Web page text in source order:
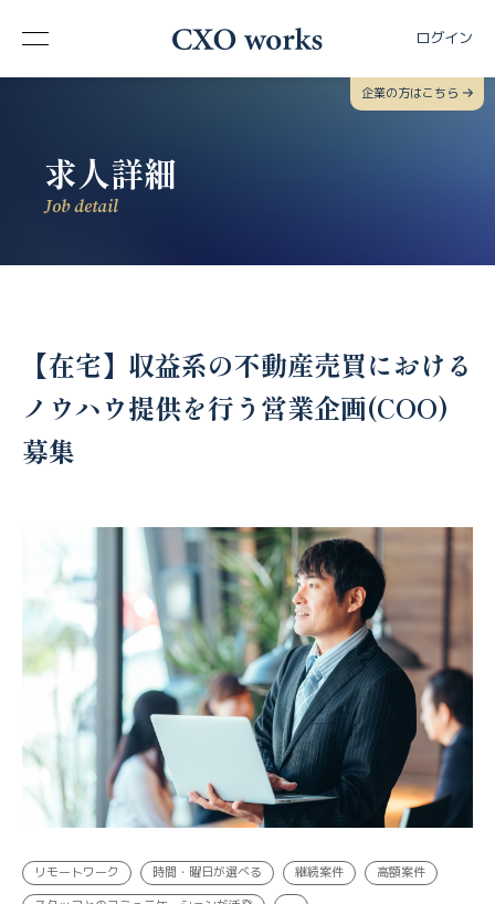
ログイン
企業の方はこちら
求人詳細
Job detail
【在宅】収益系の不動産売買における
ノウハウ提供を行う営業企画(COO)
募集
COO, 営業・企画 | 業務委託
リモートワーク 時間・曜日が選べる 継続案件 高額案件